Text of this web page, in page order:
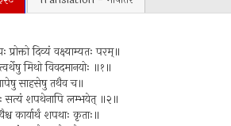
प्रोक्तो दिव्यं वक्ष्याम्यतः परम्॥
मिथो विवदमानयोः ॥१॥
साहसेषु तथैव च॥
सत्यं शपथेनापि लम्भयेत् ॥२॥
कार्यार्थं शपथाः कृताः॥